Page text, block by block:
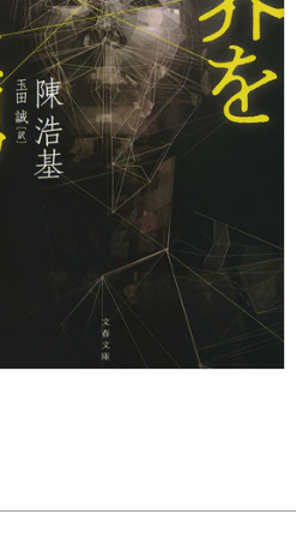
楽天ブックス
紀伊國屋書店ウェブストア